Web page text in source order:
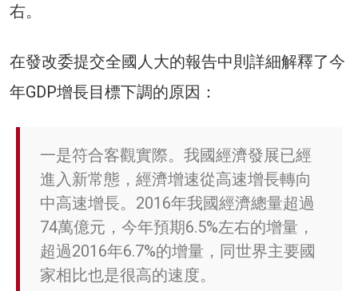
右。
在發改委提交全國人大的報告中則詳細解釋了今
年GDP增​​長目標下調的原因：
一是符合客觀實際。我國經濟發展已經
進入新常態，經濟增速從高速增長轉向
中高速增長。2016年我國經濟總量超過
74萬億元，今年預期6.5%左右的增量，
超過2016年6.7%的增量，同世界主要國
家相比也是很高的速度。